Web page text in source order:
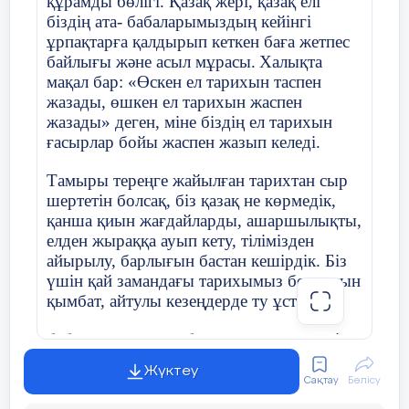
«Ақтөбе орта мектебі» КММ 5 «Ә»
касс оқушысы
Жайықбай Нұрай Рысбековнаға
Назарларыңызға рахмет!!!
Сынып жетекшінің аты-жөні Әжібаева
Күні:
Сынып:8Б Қатысушылар
Сынып сағатының тақырыбы Буллинг
Тәрбие жұмысының бағыты
тәрбиелеу
Мақсаты
«Буллинг»
біздің ата- бабаларымыздың кейінгі
ұрпақтарға қалдырып кеткен баға жетпес
байлығы және асыл мұрасы. Халықта
мақал бар: «Өскен ел тарихын таспен
жазады, өшкен ел тарихын жаспен
жазады» деген, міне біздің ел тарихын
ғасырлар бойы жаспен жазып келеді.
Тамыры тереңге жайылған тарихтан сыр
шертетін болсақ, біз қазақ не көрмедік,
қанша қиын жағдайларды, ашаршылықты,
елден жыраққа ауып кету, тілімізден
айырылу, барлығын бастан кешірдік. Біз
үшін қай замандағы тарихымыз болмасын
қымбат, айтулы кезеңдерде ту ұстаған
бабаларымыздың барлығы да құрметті.
Исатай, Махамбеттер патшалық Ресейдің
озбыр саясатына қасқайып қарсы тұра
білді. Сан зұлматты өткерген еліміз ұлт-
Жүктеу
Сақтау Бөлісу